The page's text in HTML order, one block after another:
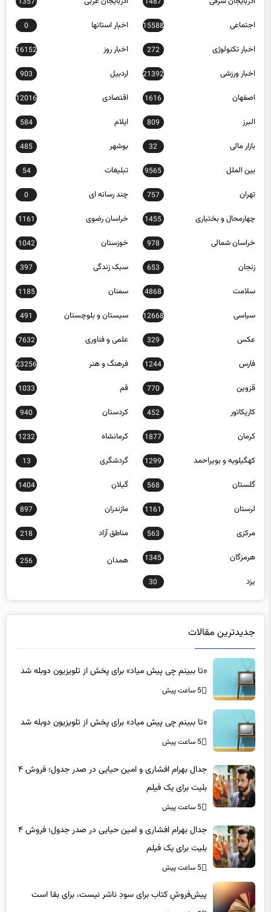
اجتماعی 15588 اخبار استانها 0
اخبار تکنولوژی 272 اخبار روز 16152
اخبار ورزشی 21392 اردبیل 903
اصفهان 1616 اقتصادی 12016
البرز 809 ایلام 584
بازار مالی 32 بوشهر 485
بین الملل 9565 تبلیغات 54
تهران 757 چند رسانه ای 0
چهارمحال و بختیاری 1455 خراسان رضوی 1161
خراسان شمالی 978 خوزستان 1042
زنجان 653 سبک زندگی 397
سلامت 4868 سمنان 1185
سیاسی 12668 سیستان و بلوچستان 491
عکس 329 علمی و فناوری 7632
فارس 1244 فرهنگ و هنر 23256
قزوین 770 قم 1033
کاریکاتور 452 کردستان 940
کرمان 1877 کرمانشاه 1232
کهگیلویه و بویراحمد 1299 گردشگری 13
گلستان 568 گیلان 1404
لرستان 1161 مازندران 897
مرکزی 563 مناطق آزاد 218
هرمزگان 1345
256
یزد 30
«تا ببینم چی پیش میاد» برای پخش از تلویزیون دوبله شد
5 ساعت پیش
5 ساعت پیش
بلیت برای یک فیلم
5 ساعت پیش
بلیت برای یک فیلم
5 ساعت پیش
5 ساعت پیش